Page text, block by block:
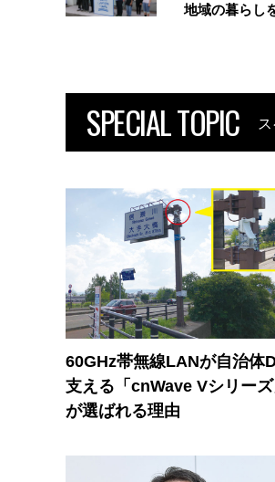
地域の暮らし
SPECIAL TOPIC
60GHz帯無線LANが自治体
支える「cnWave Vシリーズ
が選ばれる理由